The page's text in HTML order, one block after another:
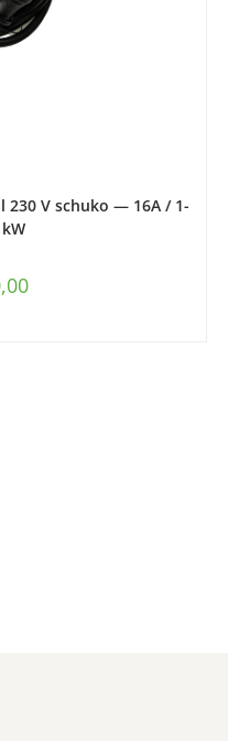
230 V schuko — 16A / 1-